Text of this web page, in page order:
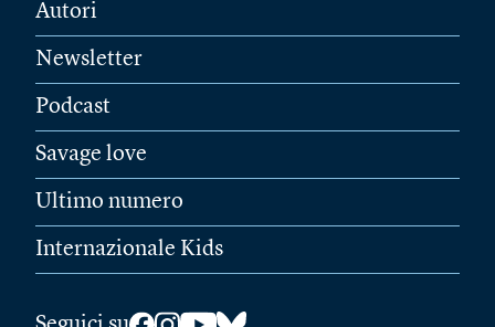
Autori
Newsletter
Podcast
Savage love
Ultimo numero
Internazionale Kids